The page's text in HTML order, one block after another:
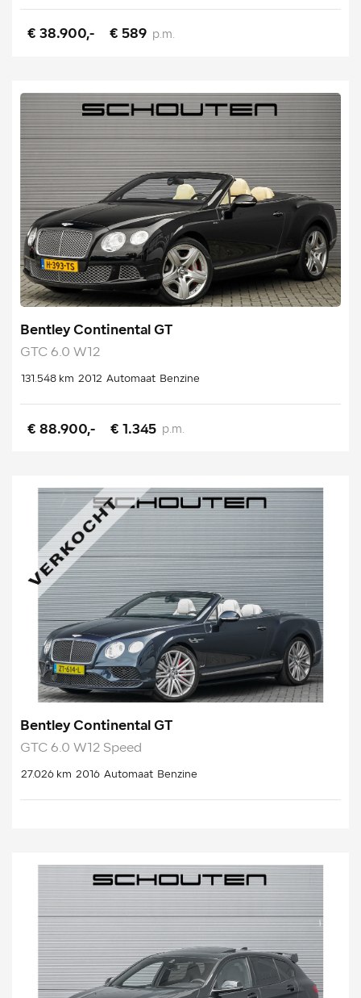
€ 38.900,- € 589 p.m.
Bentley Continental GT
GTC 6.0 W12
131.548 km 2012 Automaat Benzine
€ 88.900,- € 1.345 p.m.
Bentley Continental GT
GTC 6.0 W12 Speed
27.026 km 2016 Automaat Benzine